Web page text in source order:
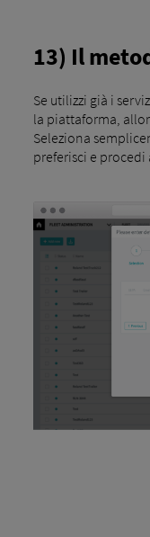
13) Il
Se utilizzi già i
la piattaforma,
Seleziona
preferisci e procedi